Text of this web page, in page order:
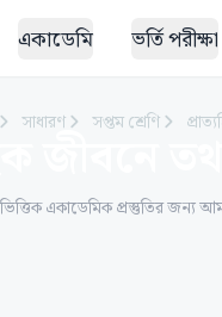
একাডেমি ভর্তি পরীক্ষা
সাধারণ সপ্তম শ্রেণি
একাডেমিক প্রস্তুতির জন্য